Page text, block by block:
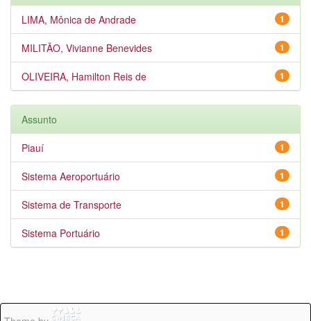
1
LIMA, Mônica de Andrade
1
MILITÃO, Vivianne Benevides
1
OLIVEIRA, Hamilton Reis de
Assunto
1
Piauí
1
Sistema Aeroportuário
1
Sistema de Transporte
1
Sistema Portuário